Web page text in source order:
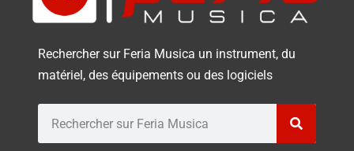
Rechercher sur Feria Musica un instrument, du
matériel, des équipements ou des logiciels